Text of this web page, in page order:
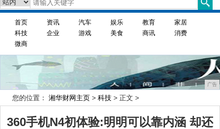
首页 资讯 汽车 娱乐 教育
家居
科技
企业 游戏 美食 商讯
消费
微商
广告
您的位置： 湘华财网主页 > 科技 > 正文 >
360手机N4初体验:明明可以靠内涵 却还